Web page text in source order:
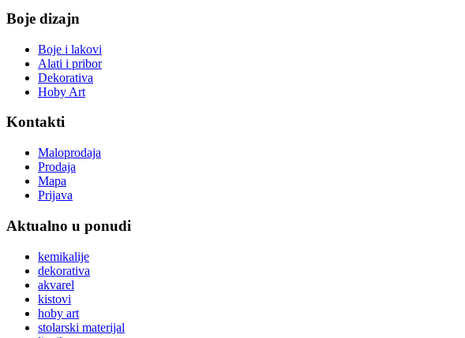
Boje dizajn
Boje i lakovi
Alati i pribor
Dekorativa
Hoby Art
Kontakti
Maloprodaja
Prodaja
Mapa
Prijava
Aktualno u ponudi
kemikalije
dekorativa
akvarel
kistovi
hoby art
stolarski materijal